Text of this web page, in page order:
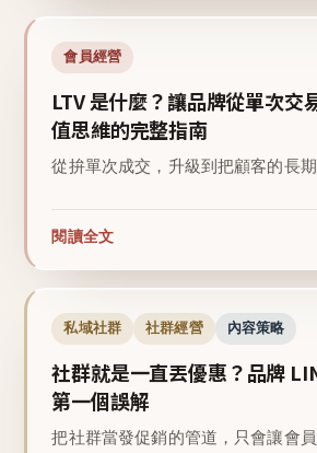
會員經營
LTV 是什麼？讓品牌從單次交
值思維的完整指南
從拚單次成交，升級到把顧客的長期
閱讀全文
私域社群 社群經營 內容策略
社群就是一直丟優惠？品牌
第一個誤解
把社群當發促銷的管道，只會讓會員